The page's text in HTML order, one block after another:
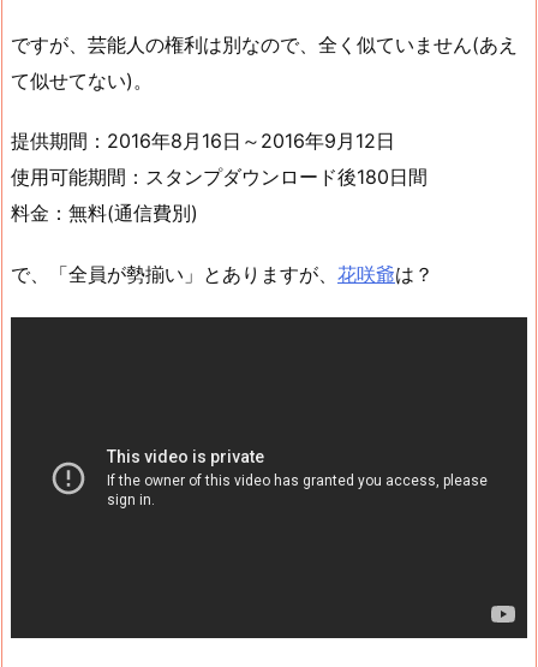
ですが、芸能人の権利は別なので、全く似ていません(あえ
て似せてない)。
提供期間：2016年8月16日～2016年9月12日
使用可能期間：スタンプダウンロード後180日間
料金：無料(通信費別)
で、「全員が勢揃い」とありますが、 花咲爺は？